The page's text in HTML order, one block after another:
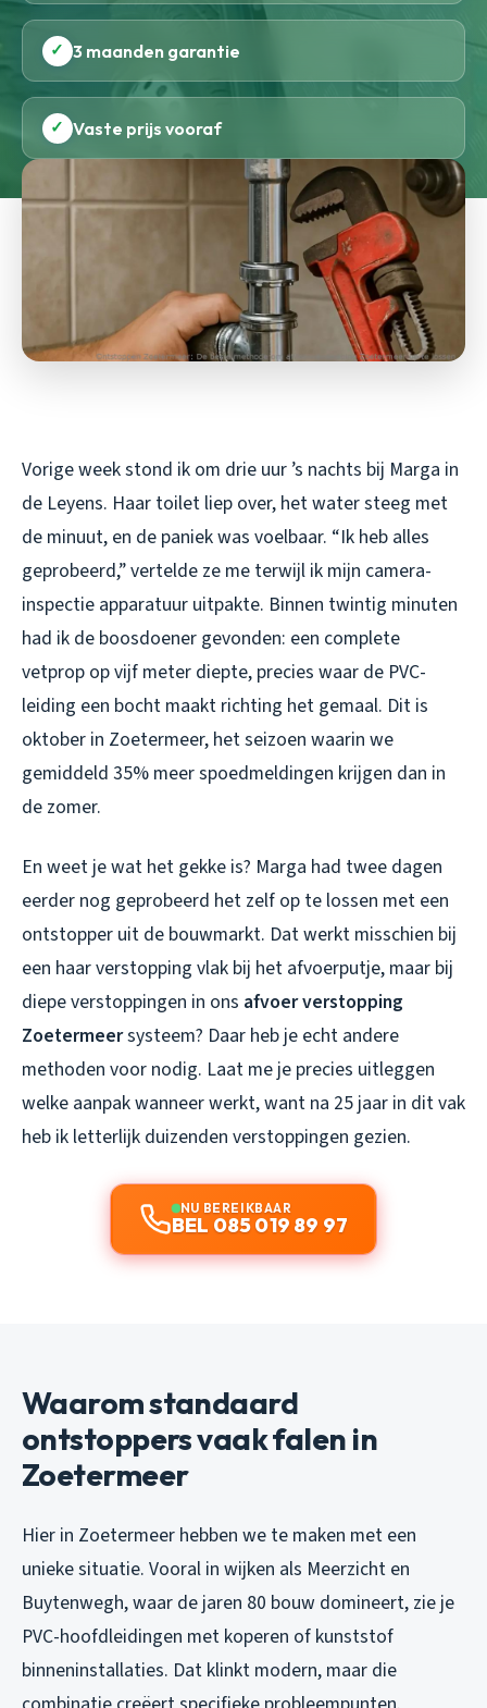
✓ 3 maanden garantie
✓ Vaste prijs vooraf
Vorige week stond ik om drie uur ’s nachts bij Marga in
de Leyens. Haar toilet liep over, het water steeg met
de minuut, en de paniek was voelbaar. “Ik heb alles
geprobeerd,” vertelde ze me terwijl ik mijn camera-
inspectie apparatuur uitpakte. Binnen twintig minuten
had ik de boosdoener gevonden: een complete
vetprop op vijf meter diepte, precies waar de PVC-
leiding een bocht maakt richting het gemaal. Dit is
oktober in Zoetermeer, het seizoen waarin we
gemiddeld 35% meer spoedmeldingen krijgen dan in
de zomer.
En weet je wat het gekke is? Marga had twee dagen
eerder nog geprobeerd het zelf op te lossen met een
ontstopper uit de bouwmarkt. Dat werkt misschien bij
een haar verstopping vlak bij het afvoerputje, maar bij
diepe verstoppingen in ons afvoer verstopping
Zoetermeersysteem? Daar heb je echt andere
methoden voor nodig. Laat me je precies uitleggen
welke aanpak wanneer werkt, want na 25 jaar in dit vak
heb ik letterlijk duizenden verstoppingen gezien.
NU BEREIKBAAR
BEL 085 019 89 97
Waarom standaard
ontstoppers vaak falen in
Zoetermeer
Hier in Zoetermeer hebben we te maken met een
unieke situatie. Vooral in wijken als Meerzicht en
Buytenwegh, waar de jaren 80 bouw domineert, zie je
PVC-hoofdleidingen met koperen of kunststof
binneninstallaties. Dat klinkt modern, maar die